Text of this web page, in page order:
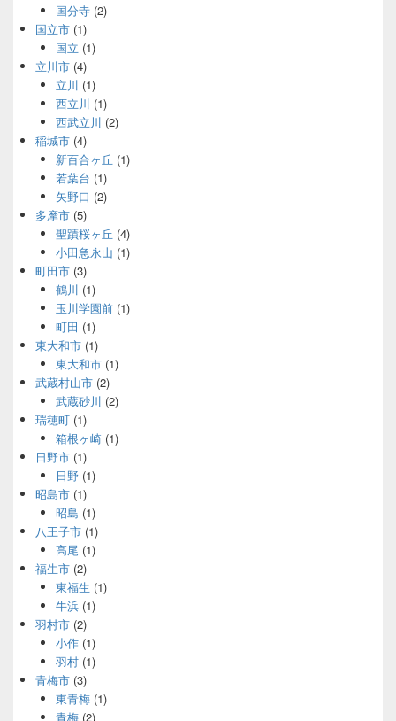
国分寺(2)
国立市 (1)
国立 (1)
立川市 (4)
立川 (1)
西立川 (1)
西武立川 (2)
稲城市 (4)
新百合ヶ丘 (1)
若葉台 (1)
矢野口 (2)
多摩市 (5)
聖蹟桜ヶ丘 (4)
小田急永山 (1)
町田市 (3)
鶴川 (1)
玉川学園前(1)
町田 (1)
東大和市 (1)
東大和市(1)
武蔵村山市 (2)
武蔵砂川 (2)
瑞穂町 (1)
箱根ヶ崎(1)
日野市 (1)
日野(1)
昭島市 (1)
昭島 (1)
八王子市 (1)
高尾(1)
福生市 (2)
東福生 (1)
牛浜(1)
羽村市 (2)
小作(1)
羽村(1)
青梅市 (3)
東青梅(1)
青梅(2)